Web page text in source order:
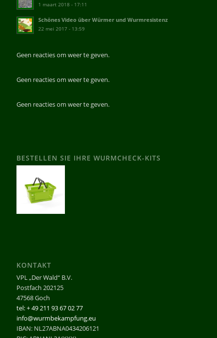
1 maart 2018 - 17:11
Schönes Video über Würmer und Wurmresistenz
22 mei 2017 - 13:59
Geen reacties om weer te geven.
Geen reacties om weer te geven.
Geen reacties om weer te geven.
BESTELLEN SIE IHRE WURMCHECK-KITS
KONTAKT
VPL „Der Wald“ B.V.
Postfach 202125
47568 Goch
tel: + 49 211 93 67 02 77
info@wurmbekampfung.eu
IBAN: NL27ABNA0434206121